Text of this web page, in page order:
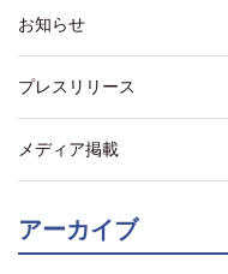
お知らせ
プレスリリース
メディア掲載
アーカイブ